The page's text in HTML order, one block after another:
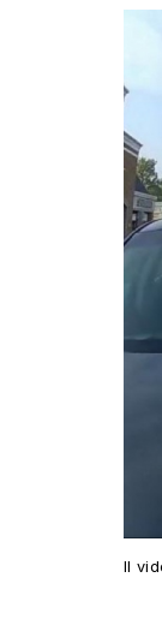
Il